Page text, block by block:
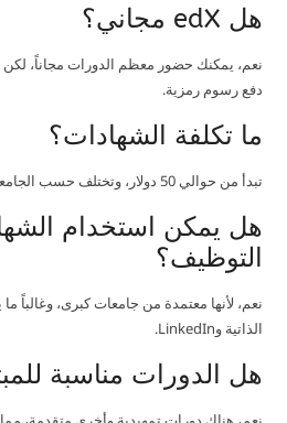
هل edX مجاني؟
نعم، يمكنك حضور معظم الدورات مجاناً،
دفع رسوم رمزية.
ما تكلفة الشهادات؟
تبدأ من حوالي 50 دولار، وتختلف حسب الجامعة والدورة.
هل يمكن استخدام
التوظيف؟
نعم، لأنها معتمدة من جامعات كبرى، وغالباً
الذاتية وLinkedIn.
هل الدورات مناسبة